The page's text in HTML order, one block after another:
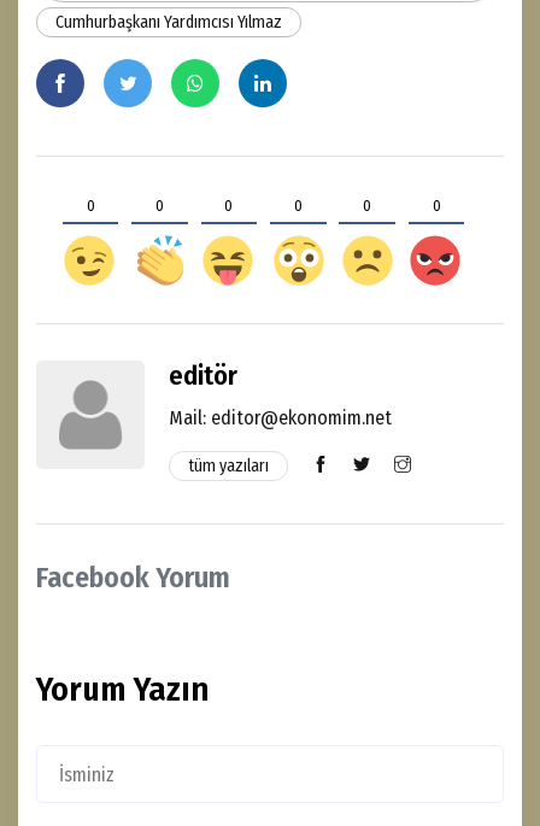
Cumhurbaşkanı Yardımcısı Yılmaz
0 0 0 0 0 0
editör
Mail: editor@ekonomim.net
tüm yazıları
Facebook Yorum
Yorum Yazın